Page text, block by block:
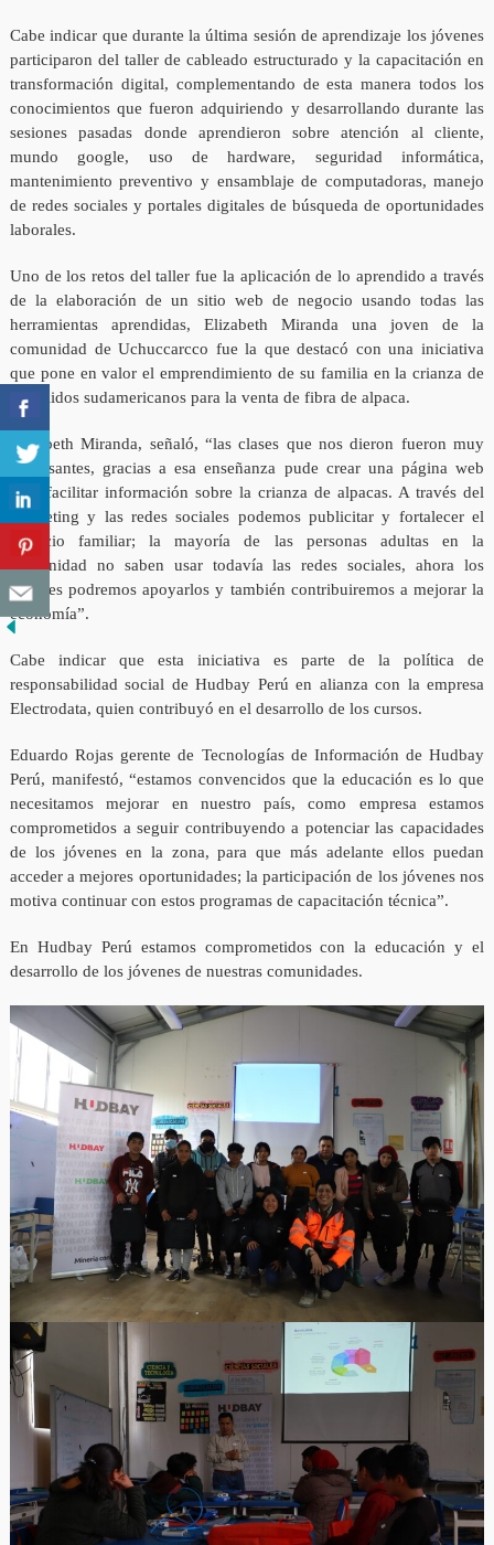
Cabe indicar que durante la última sesión de aprendizaje los jóvenes
participaron del taller de cableado estructurado y la capacitación en
transformación digital, complementando de esta manera todos los
conocimientos que fueron adquiriendo y desarrollando durante las
sesiones pasadas donde aprendieron sobre atención al cliente,
mundo google, uso de hardware, seguridad informática,
mantenimiento preventivo y ensamblaje de computadoras, manejo
de redes sociales y portales digitales de búsqueda de oportunidades
laborales.
Uno de los retos del taller fue la aplicación de lo aprendido a través
de la elaboración de un sitio web de negocio usando todas las
herramientas aprendidas, Elizabeth Miranda una joven de la
comunidad de Uchuccarcco fue la que destacó con una iniciativa
que pone en valor el emprendimiento de su familia en la crianza de
camélidos sudamericanos para la venta de fibra de alpaca.
Elizabeth Miranda, señaló, “las clases que nos dieron fueron muy
interesantes, gracias a esa enseñanza pude crear una página web
para facilitar información sobre la crianza de alpacas. A través del
marketing y las redes sociales podemos publicitar y fortalecer el
negocio familiar; la mayoría de las personas adultas en la
comunidad no saben usar todavía las redes sociales, ahora los
jóvenes podremos apoyarlos y también contribuiremos a mejorar la
economía”.
Cabe indicar que esta iniciativa es parte de la política de
responsabilidad social de Hudbay Perú en alianza con la empresa
Electrodata, quien contribuyó en el desarrollo de los cursos.
Eduardo Rojas gerente de Tecnologías de Información de Hudbay
Perú, manifestó, “estamos convencidos que la educación es lo que
necesitamos mejorar en nuestro país, como empresa estamos
comprometidos a seguir contribuyendo a potenciar las capacidades
de los jóvenes en la zona, para que más adelante ellos puedan
acceder a mejores oportunidades; la participación de los jóvenes nos
motiva continuar con estos programas de capacitación técnica”.
En Hudbay Perú estamos comprometidos con la educación y el
desarrollo de los jóvenes de nuestras comunidades.